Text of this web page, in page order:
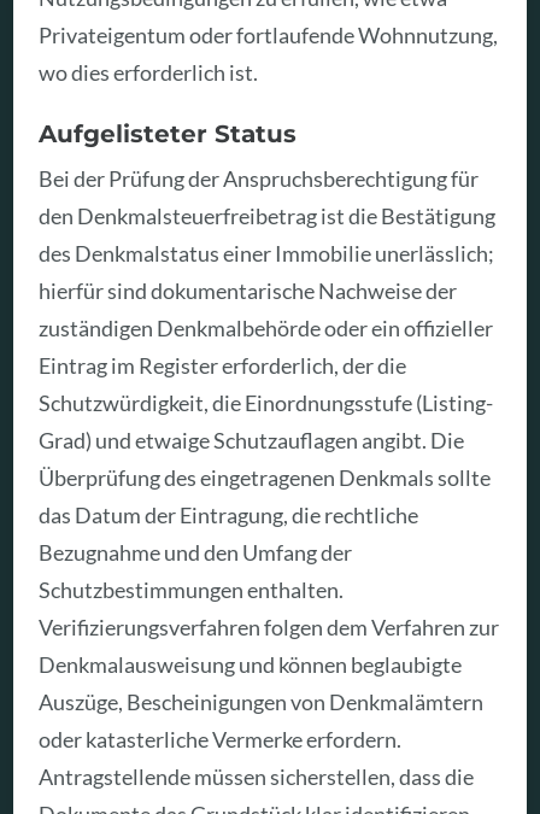
Privateigentum oder fortlaufende Wohnnutzung,
wo dies erforderlich ist.
Aufgelisteter Status
Bei der Prüfung der Anspruchsberechtigung für
den Denkmalsteuerfreibetrag ist die Bestätigung
des Denkmalstatus einer Immobilie unerlässlich;
hierfür sind dokumentarische Nachweise der
zuständigen Denkmalbehörde oder ein offizieller
Eintrag im Register erforderlich, der die
Schutzwürdigkeit, die Einordnungsstufe (Listing-
Grad) und etwaige Schutzauflagen angibt. Die
Überprüfung des eingetragenen Denkmals sollte
das Datum der Eintragung, die rechtliche
Bezugnahme und den Umfang der
Schutzbestimmungen enthalten.
Verifizierungsverfahren folgen dem Verfahren zur
Denkmalausweisung und können beglaubigte
Auszüge, Bescheinigungen von Denkmalämtern
oder katasterliche Vermerke erfordern.
Antragstellende müssen sicherstellen, dass die